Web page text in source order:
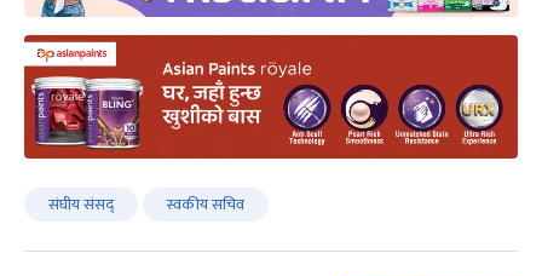
संघीय संसद् स्वकीय सचिव